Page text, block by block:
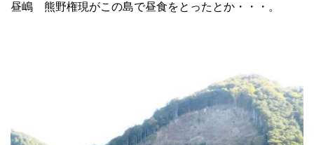
昼嶋 熊野権現がこの島で昼食をとったとか・・・。